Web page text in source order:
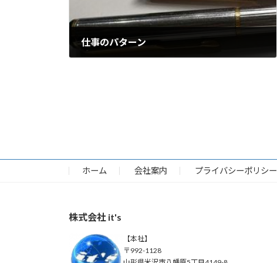
仕事のパターン
ホーム 会社案内 プライバシーポリシー
株式会社 it's
【本社】
〒992-1128